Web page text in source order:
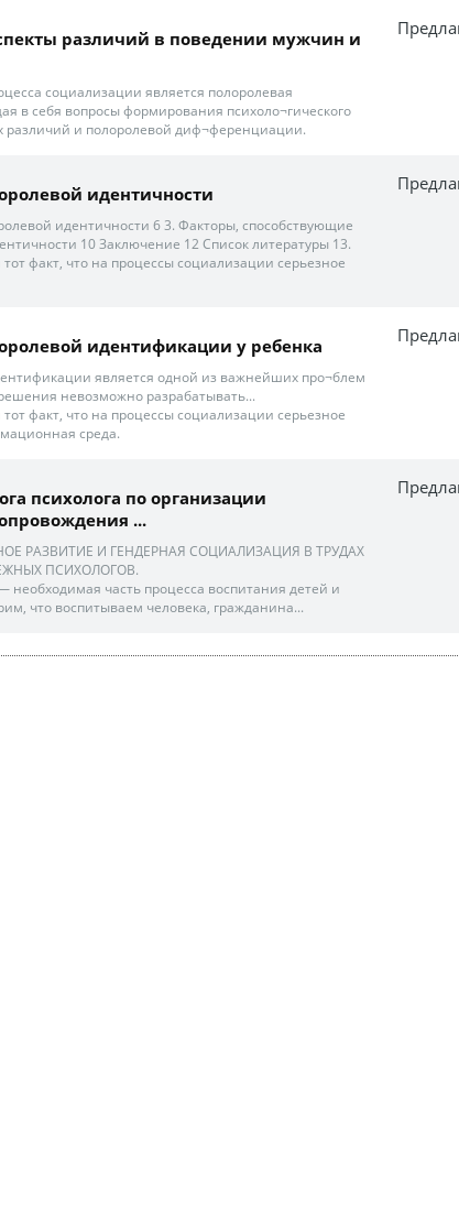
различий в поведении мужчин и
социализации является полоролевая
в себя вопросы формирования психоло¬гического
различий и полоролевой диф¬ференциации.
идентичности
идентичности 6 3. Факторы, способствующие
10 Заключение 12 Список литературы 13.
факт, что на процессы социализации серьезное
идентификации у ребенка
является одной из важнейших про¬блем
невозможно разрабатывать...
факт, что на процессы социализации серьезное
среда.
психолога по организации
...
РАЗВИТИЕ И ГЕНДЕРНАЯ СОЦИАЛИЗАЦИЯ В ТРУДАХ
ПСИХОЛОГОВ.
необходимая часть процесса воспитания детей и
что воспитываем человека, гражданина...